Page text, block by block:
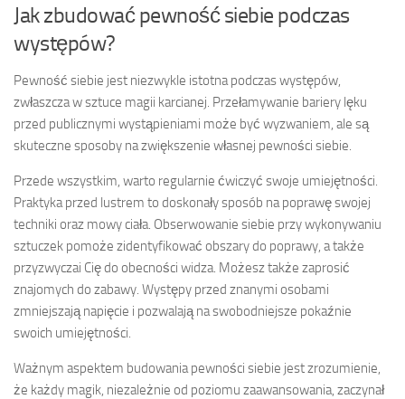
Jak zbudować pewność siebie podczas
występów?
Pewność siebie jest niezwykle istotna podczas występów,
zwłaszcza w sztuce magii karcianej. Przełamywanie bariery lęku
przed publicznymi wystąpieniami może być wyzwaniem, ale są
skuteczne sposoby na zwiększenie własnej pewności siebie.
Przede wszystkim, warto regularnie ćwiczyć swoje umiejętności.
Praktyka przed lustrem to doskonały sposób na poprawę swojej
techniki oraz mowy ciała. Obserwowanie siebie przy wykonywaniu
sztuczek pomoże zidentyfikować obszary do poprawy, a także
przyzwyczai Cię do obecności widza. Możesz także zaprosić
znajomych do zabawy. Występy przed znanymi osobami
zmniejszają napięcie i pozwalają na swobodniejsze pokaźnie
swoich umiejętności.
Ważnym aspektem budowania pewności siebie jest zrozumienie,
że każdy magik, niezależnie od poziomu zaawansowania, zaczynał